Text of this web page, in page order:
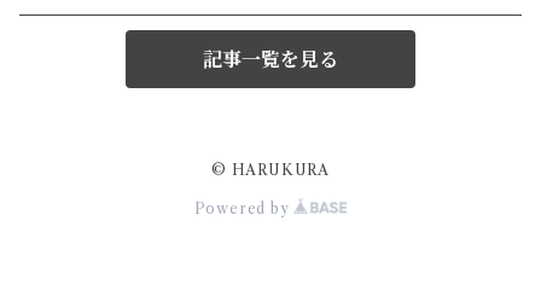
記事一覧を見る
© HARUKURA
Powered by